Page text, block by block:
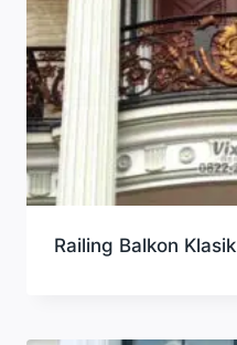
Railing Balkon Klasik